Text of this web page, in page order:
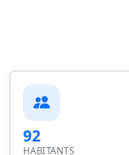
92
HABITANTS